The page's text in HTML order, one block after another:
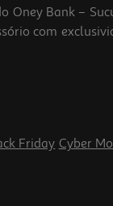
Oney Bank –
com
Friday Cyber